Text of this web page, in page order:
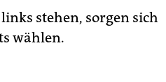
stehen, sorgen sich
wählen.